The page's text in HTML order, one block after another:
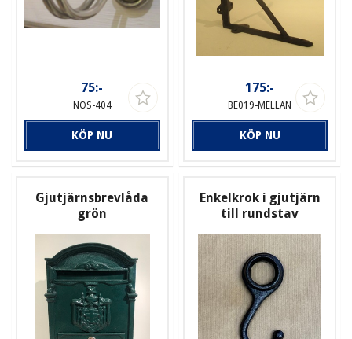
75:-
NOS-404
KÖP NU
175:-
BE019-MELLAN
KÖP NU
Gjutjärnsbrevlåda
grön
Enkelkrok i gjutjärn
till rundstav